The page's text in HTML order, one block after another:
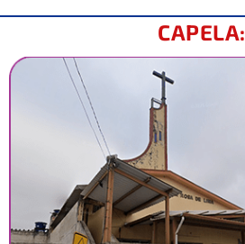
CAPELA: